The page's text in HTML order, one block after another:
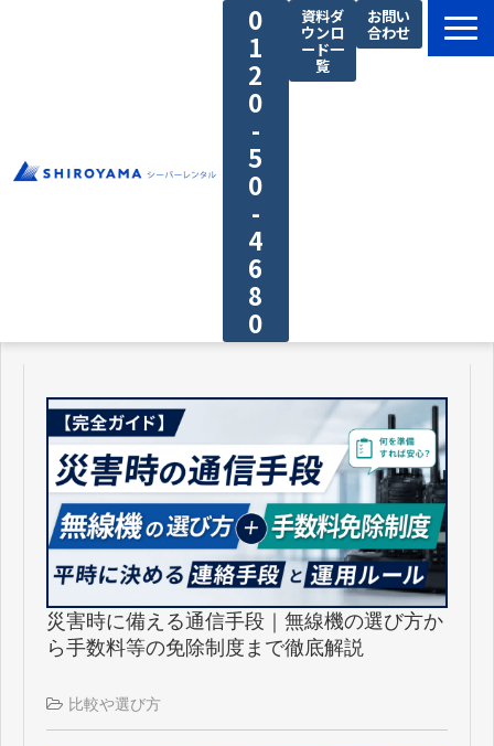
0
1
2
0
-
5
0
-
4
6
8
0
資料ダ
ウンロ
ード一
覧
お問い
合わせ
私たちの強み
ご利用の流れ
導入事例
コラム
よくあるご質問
災害時に備える通信手段｜無線機の選び方か
ら手数料等の免除制度まで徹底解説
比較や選び方